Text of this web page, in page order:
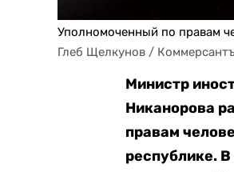
Уполномоченный по правам
Глеб Щелкунов /
Министр
Никанорова
правам
республике.